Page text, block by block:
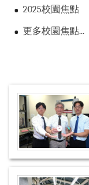
2025校園焦點
更多校園焦點...